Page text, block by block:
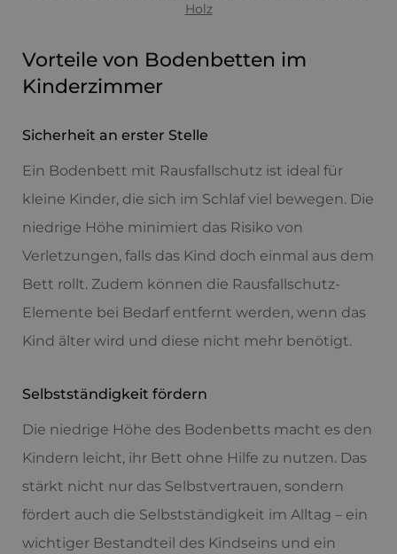
Holz
Vorteile von Bodenbetten im
Kinderzimmer
Sicherheit an erster Stelle
Ein Bodenbett mit Rausfallschutz ist ideal für
kleine Kinder, die sich im Schlaf viel bewegen. Die
niedrige Höhe minimiert das Risiko von
Verletzungen, falls das Kind doch einmal aus dem
Bett rollt. Zudem können die Rausfallschutz-
Elemente bei Bedarf entfernt werden, wenn das
Kind älter wird und diese nicht mehr benötigt.
Selbstständigkeit fördern
Die niedrige Höhe des Bodenbetts macht es den
Kindern leicht, ihr Bett ohne Hilfe zu nutzen. Das
stärkt nicht nur das Selbstvertrauen, sondern
fördert auch die Selbstständigkeit im Alltag – ein
wichtiger Bestandteil des Kindseins und ein